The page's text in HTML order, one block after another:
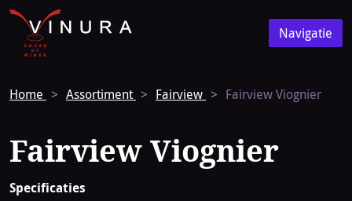
Vinura
Navigatie
Navigatie
Home Assortiment Fairview Fairview Viognier
Fairview Viognier
Specificaties